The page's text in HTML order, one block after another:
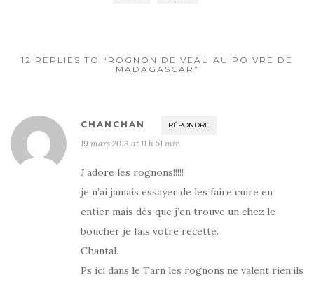
k
12 REPLIES TO “ROGNON DE VEAU AU POIVRE DE
MADAGASCAR”
CHANCHAN RÉPONDRE
19 mars 2013 at 11 h 51 min
J’adore les rognons!!!!!
je n’ai jamais essayer de les faire cuire en
entier mais dès que j’en trouve un chez le
boucher je fais votre recette.
Chantal.
Ps ici dans le Tarn les rognons ne valent rien:ils